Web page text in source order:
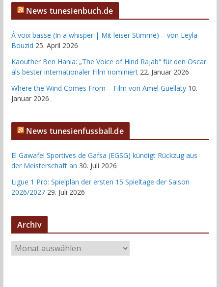
News tunesienbuch.de
À voix basse (In a whisper | Mit leiser Stimme) – von Leyla
Bouzid 25. April 2026
Kaouther Ben Hania: „The Voice of Hind Rajab“ für den Oscar
als bester internationaler Film nominiert 22. Januar 2026
Where the Wind Comes From – Film von Amel Guellaty 10.
Januar 2026
News tunesienfussball.de
El Gawafel Sportives de Gafsa (EGSG) kündigt Rückzug aus
der Meisterschaft an 30. Juli 2026
Ligue 1 Pro: Spielplan der ersten 15 Spieltage der Saison
2026/2027 29. Juli 2026
Archiv
r